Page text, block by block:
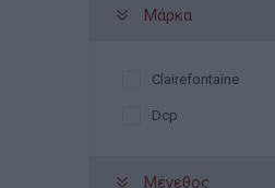
Μάρκα
Clairefontaine
Dcp
Μέγεθος